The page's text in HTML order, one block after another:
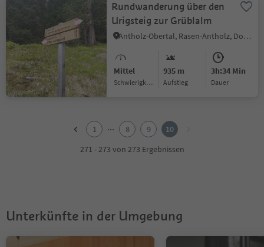
Rundwanderung über den
Urigsteig zur Grüblalm
Antholz-Obertal, Rasen-Antholz, Dolomitenregion Kronplatz
Mittel
Schwierigkeitsgrad
935 m
Aufstieg
3h:34 Min
Dauer
10
1 ... 8 9
10
271 - 273 von 273 Ergebnissen
Unterkünfte in der Umgebung